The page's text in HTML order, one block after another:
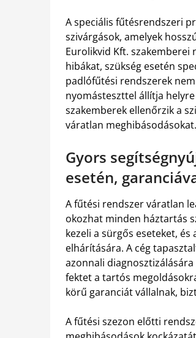
A speciális fűtésrendszeri
szivárgások, amelyek
Eurolikvid Kft. szakemberei
hibákat, szükség esetén
padlófűtési rendszerek
nyomásteszttel állítja
szakemberek ellenőrzik a
váratlan meghibásodásokat.
Gyors
esetén,
A fűtési rendszer váratlan
okozhat minden háztartás
kezeli a sürgős eseteket,
elhárítására. A cég
azonnali
fektet a tartós
körű garanciát vállalnak,
A fűtési szezon előtti